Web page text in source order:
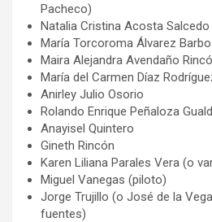
Pacheco)
Natalia Cristina Acosta Salcedo
María Torcoroma Álvarez
Maira Alejandra Avendaño
María del Carmen Díaz
Anirley Julio Osorio
Rolando Enrique Peñaloza
Anayisel Quintero
Gineth Rincón
Karen Liliana Parales Vera (o
Miguel Vanegas (piloto)
Jorge Trujillo (o José de la
fuentes)